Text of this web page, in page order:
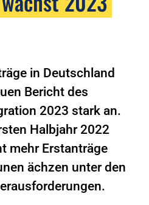
in Deutschland
Bericht des
2023 stark an.
Halbjahr 2022
mehr Erstanträge
ächzen unter den